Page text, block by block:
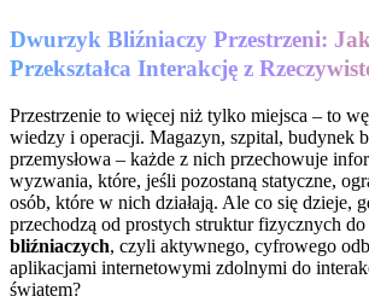
Dwurzyk Bliźniaczy Przestrzeni:
Przekształca Interakcję z
Przestrzenie to więcej niż tylko miejsca – to
wiedzy i operacji. Magazyn, szpital, budynek
przemysłowa – każde z nich przechowuje
wyzwania, które, jeśli pozostaną statyczne,
osób, które w nich działają. Ale co się dzieje,
przechodzą od prostych struktur fizycznych do
bliźniaczych, czyli aktywnego, cyfrowego
aplikacjami internetowymi zdolnymi do
światem?